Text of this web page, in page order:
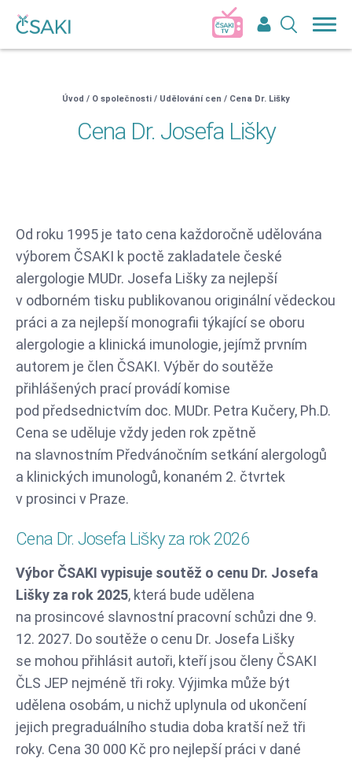
Přihlášení do členské sekce ČSAKI
Uživatelské jméno:
Pokud nemáte účet, tak sezaregistujte
Úvod / O společnosti / Udělování cen / Cena Dr. Lišky
Cena Dr. Josefa Lišky
Od roku 1995 je tato cena každoročně udělována
výborem ČSAKI k poctě zakladatele české
alergologie MUDr. Josefa Lišky za nejlepší
v odborném tisku publikovanou originální vědeckou
práci a za nejlepší monografii týkající se oboru
alergologie a klinická imunologie, jejímž prvním
autorem je člen ČSAKI. Výběr do soutěže
přihlášených prací provádí komise
pod předsednictvím doc. MUDr. Petra Kučery, Ph.D.
Cena se uděluje vždy jeden rok zpětně
na slavnostním Předvánočním setkání alergologů
a klinických imunologů, konaném 2. čtvrtek
v prosinci v Praze.
Cena Dr. Josefa Lišky za rok 2026
Výbor ČSAKI vypisuje soutěž o cenu Dr. Josefa
Lišky za rok 2025, která bude udělena
na prosincové slavnostní pracovní schůzi dne 9.
12. 2027. Do soutěže o cenu Dr. Josefa Lišky
se mohou přihlásit autoři, kteří jsou členy ČSAKI
ČLS JEP nejméně tři roky. Výjimka může být
udělena osobám, u nichž uplynula od ukončení
jejich pregraduálního studia doba kratší než tři
roky. Cena 30 000 Kč pro nejlepší práci v dané